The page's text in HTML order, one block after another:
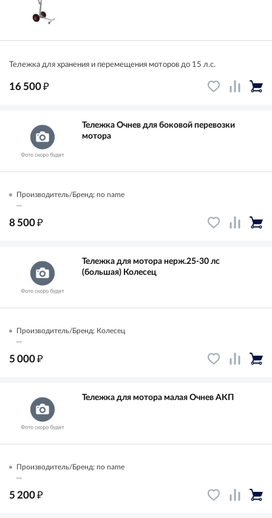
Тележка для хранения и перемещения моторов до 15 л.с.
16 500₽
Тележка Очнев для боковой перевозки
мотора
Производитель/Бренд: no name
...
8 500₽
Тележка для мотора нерж.25-30 лс
(большая) Колесец
Производитель/Бренд: Колесец
...
5 000₽
Тележка для мотора малая Очнев АКП
Производитель/Бренд: no name
...
5 200₽